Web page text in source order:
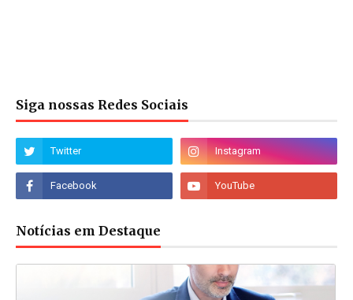
Siga nossas Redes Sociais
Notícias em Destaque